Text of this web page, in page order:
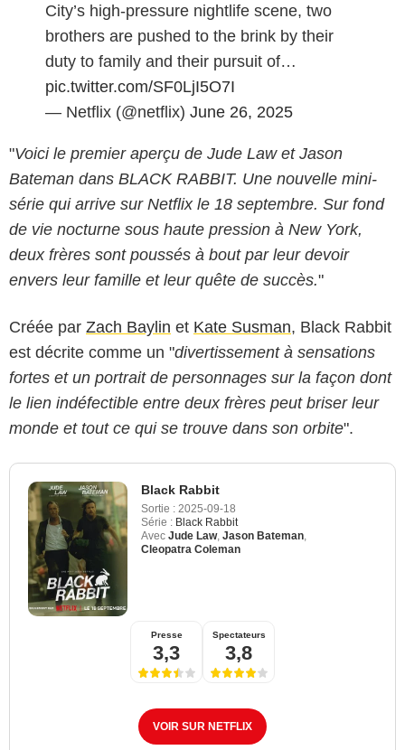
City’s high-pressure nightlife scene, two
brothers are pushed to the brink by their
duty to family and their pursuit of…
pic.twitter.com/SF0LjI5O7I
— Netflix (@netflix) June 26, 2025
"Voici le premier aperçu de Jude Law et Jason
Bateman dans BLACK RABBIT. Une nouvelle mini-
série qui arrive sur Netflix le 18 septembre. Sur fond
de vie nocturne sous haute pression à New York,
deux frères sont poussés à bout par leur devoir
envers leur famille et leur quête de succès."
Créée par Zach Baylin et Kate Susman, Black Rabbit
est décrite comme un "divertissement à sensations
fortes et un portrait de personnages sur la façon dont
le lien indéfectible entre deux frères peut briser leur
monde et tout ce qui se trouve dans son orbite".
Black Rabbit
Sortie : 2025-09-18
Série : Black Rabbit
Avec Jude Law, Jason Bateman
Cleopatra Coleman
Presse
3,3
Spectateurs
3,8
VOIR SUR NETFLIX